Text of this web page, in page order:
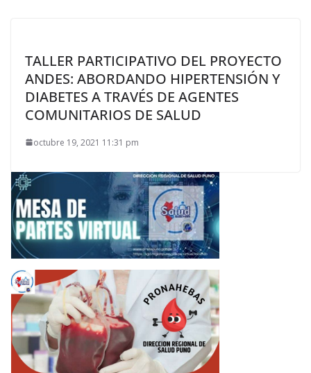
TALLER PARTICIPATIVO DEL PROYECTO
ANDES: ABORDANDO HIPERTENSIÓN Y
DIABETES A TRAVÉS DE AGENTES
COMUNITARIOS DE SALUD
octubre 19, 2021 11:31 pm